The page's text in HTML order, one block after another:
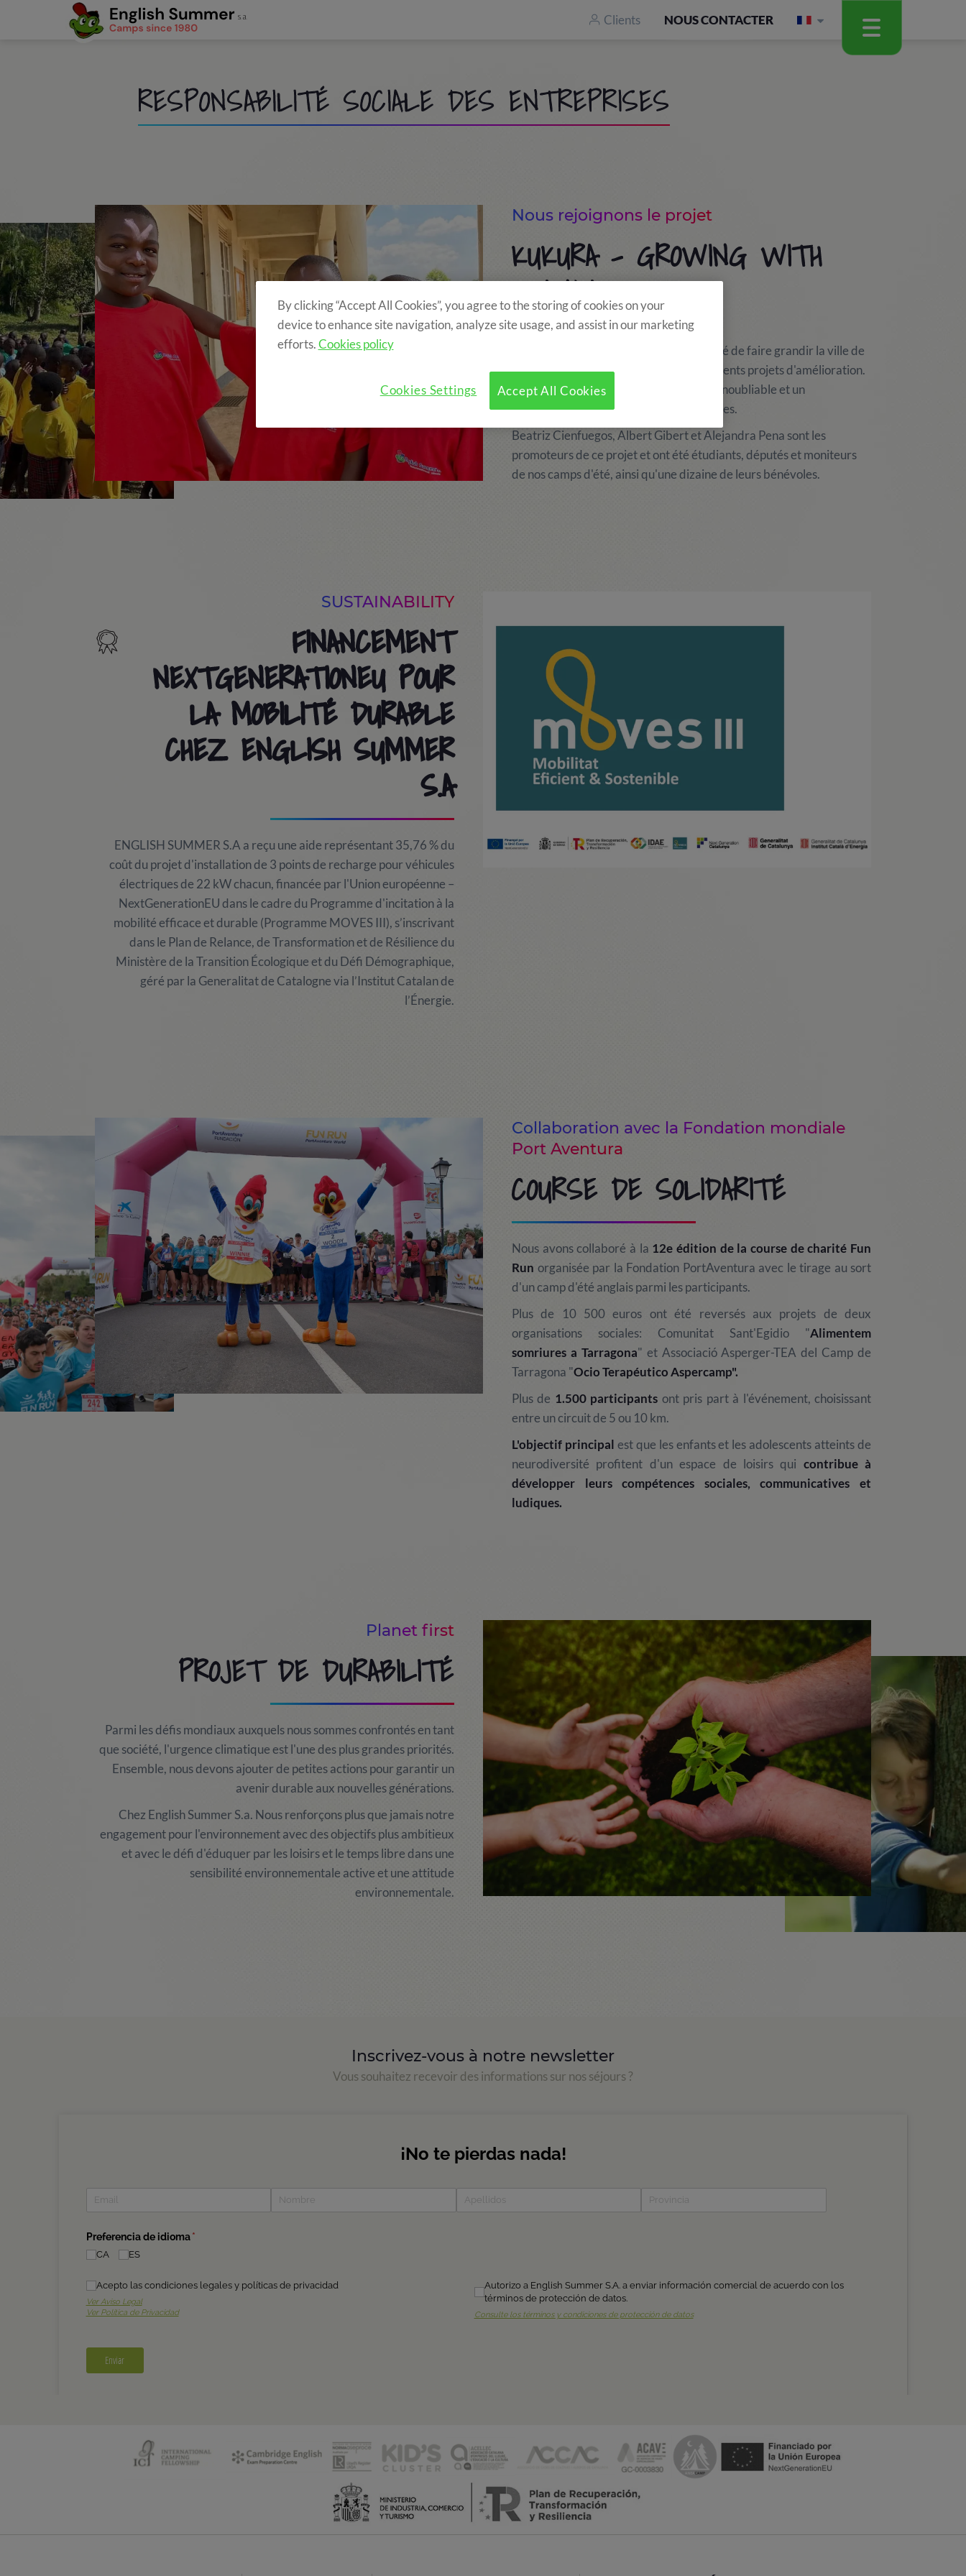
Clients NOUS CONTACTER
RESPONSABILITÉ SOCIALE DES ENTREPRISES
Nous rejoignons le projet
KUKURA - GROWING WITH
UGANDA
L'Association Kukura est née de la volonté de faire grandir la ville de
Fort Portal, en Ouganda, à travers différents projets d'amélioration.
En même temps, il offre une expérience inoubliable et un
épanouissement personnel à ses bénévoles.
Beatriz Cienfuegos, Albert Gibert et Alejandra Pena sont les
promoteurs de ce projet et ont été étudiants, députés et moniteurs
de nos camps d'été, ainsi qu'une dizaine de leurs bénévoles.
SUSTAINABILITY
FINANCEMENT
NEXTGENERATIONEU POUR
LA MOBILITÉ DURABLE
CHEZ ENGLISH SUMMER
S.A
ENGLISH SUMMER S.A a reçu une aide représentant 35,76 % du
coût du projet d'installation de 3 points de recharge pour véhicules
électriques de 22 kW chacun, financée par l'Union européenne –
NextGenerationEU dans le cadre du Programme d'incitation à la
mobilité efficace et durable (Programme MOVES III), s’inscrivant
dans le Plan de Relance, de Transformation et de Résilience du
Ministère de la Transition Écologique et du Défi Démographique,
géré par la Generalitat de Catalogne via l’Institut Catalan de
l’Énergie.
Collaboration avec la Fondation mondiale
Port Aventura
COURSE DE SOLIDARITÉ
Nous avons collaboré à la 12e édition de la course de charité Fun
Run organisée par la Fondation PortAventura avec le tirage au sort
d'un camp d'été anglais parmi les participants.
Plus de 10 500 euros ont été reversés aux projets de deux
organisations sociales: Comunitat Sant'Egidio "Alimentem
somriures a Tarragona" et Associació Asperger-TEA del Camp de
Tarragona "Ocio Terapéutico Aspercamp".
Plus de 1.500 participants ont pris part à l'événement, choisissant
entre un circuit de 5 ou 10 km.
L'objectif principal est que les enfants et les adolescents atteints de
neurodiversité profitent d'un espace de loisirs qui contribue à
développer leurs compétences sociales, communicatives et
ludiques.
Planet first
PROJET DE DURABILITÉ
Parmi les défis mondiaux auxquels nous sommes confrontés en tant
que société, l'urgence climatique est l'une des plus grandes priorités.
Ensemble, nous devons ajouter de petites actions pour garantir un
avenir durable aux nouvelles générations.
Chez English Summer S.a. Nous renforçons plus que jamais notre
engagement pour l'environnement avec des objectifs plus ambitieux
et avec le défi d'éduquer par les loisirs et le temps libre dans une
sensibilité environnementale active et une attitude
environnementale.
Inscrivez-vous à notre newsletter
Vous souhaitez recevoir des informations sur nos séjours ?
By clicking “Accept All Cookies”, you agree to the storing of cookies on your
device to enhance site navigation, analyze site usage, and assist in our marketing
efforts.Cookies policy
Accept All Cookies
Cookies Settings